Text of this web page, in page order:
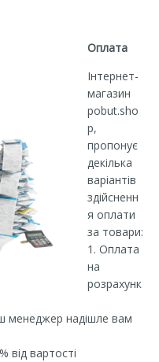
Оплата
Інтернет-
магазин
pobut.sho
p,
пропонує
декілька
варіантів
здійсненн
я оплати
за товари:
1. Оплата
на
розрахунк
менеджер надішле вам
від вартості